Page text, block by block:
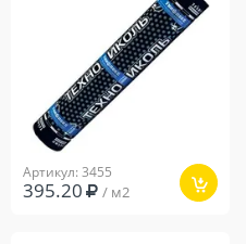
Артикул: 3455
395.20 / м2